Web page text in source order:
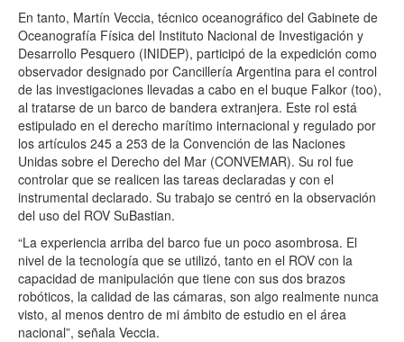
En tanto, Martín Veccia, técnico oceanográfico del Gabinete de
Oceanografía Física del Instituto Nacional de Investigación y
Desarrollo Pesquero (INIDEP), participó de la expedición como
observador designado por Cancillería Argentina para el control
de las investigaciones llevadas a cabo en el buque Falkor (too),
al tratarse de un barco de bandera extranjera. Este rol está
estipulado en el derecho marítimo internacional y regulado por
los artículos 245 a 253 de la Convención de las Naciones
Unidas sobre el Derecho del Mar (CONVEMAR). Su rol fue
controlar que se realicen las tareas declaradas y con el
instrumental declarado. Su trabajo se centró en la observación
del uso del ROV SuBastian.
“La experiencia arriba del barco fue un poco asombrosa. El
nivel de la tecnología que se utilizó, tanto en el ROV con la
capacidad de manipulación que tiene con sus dos brazos
robóticos, la calidad de las cámaras, son algo realmente nunca
visto, al menos dentro de mi ámbito de estudio en el área
nacional”, señala Veccia.